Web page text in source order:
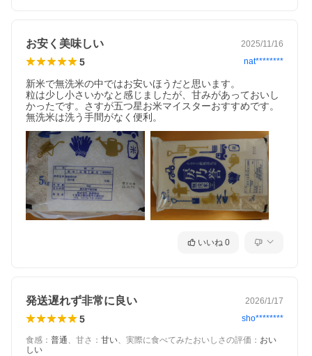
お安く美味しい 2025/11/16
5 nat********
新米で無洗米の中ではお安いほうだと思います。
粒は少し小さいかなと感じましたが、甘みがあっておいし
かったです。さすが五つ星お米マイスターおすすめです。
無洗米は洗う手間がなく便利。
いいね 0
発送遅れず非常に良い 2026/1/17
5 sho********
食感 ： 普通、 甘さ ： 甘い、 実際に食べてみたおいしさの評価 ： おい
しい